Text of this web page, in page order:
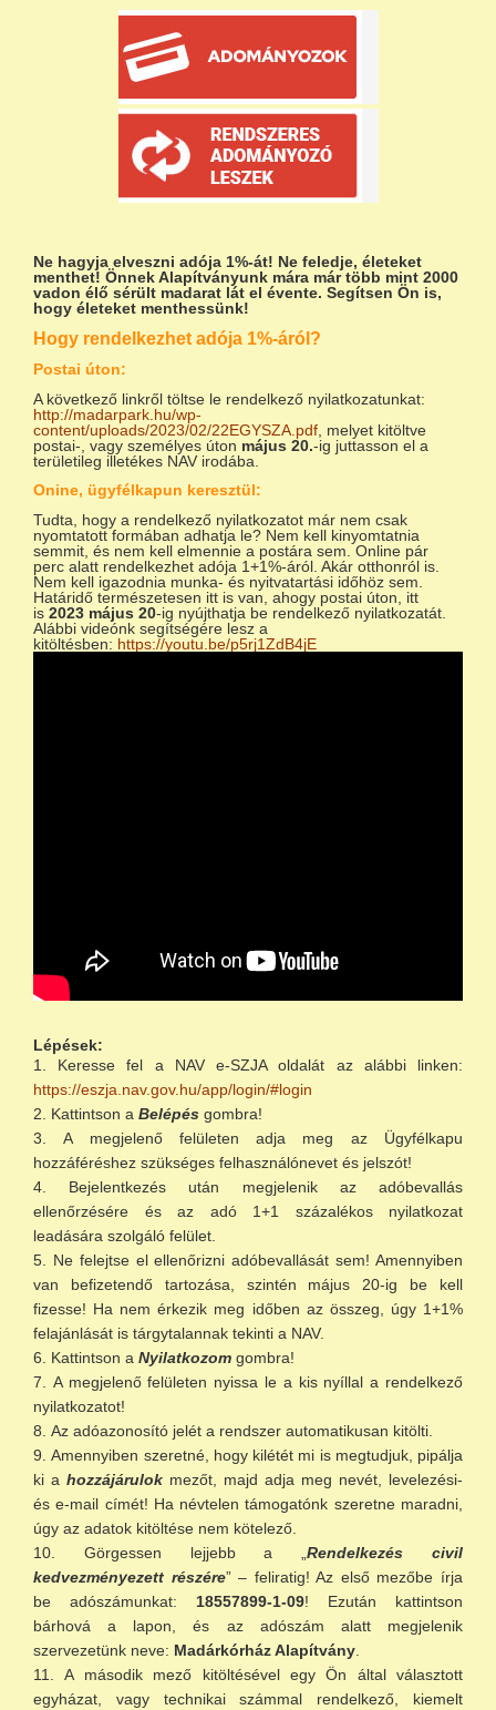
Ne hagyja elveszni adója 1%-át! Ne feledje, életeket
menthet! Önnek Alapítványunk mára már több mint 2000
vadon élő sérült madarat lát el évente. Segítsen Ön is,
hogy életeket menthessünk!
Hogy rendelkezhet adója 1%-áról?
Postai úton:
A következő linkről töltse le rendelkező nyilatkozatunkat:
http://madarpark.hu/wp-
content/uploads/2023/02/22EGYSZA.pdf, melyet kitöltve
postai-, vagy személyes úton május 20.-ig juttasson el a
területileg illetékes NAV irodába.
Onine, ügyfélkapun keresztül:
Tudta, hogy a rendelkező nyilatkozatot már nem csak
nyomtatott formában adhatja le? Nem kell kinyomtatnia
semmit, és nem kell elmennie a postára sem. Online pár
perc alatt rendelkezhet adója 1+1%-áról. Akár otthonról is.
Nem kell igazodnia munka- és nyitvatartási időhöz sem.
Határidő természetesen itt is van, ahogy postai úton, itt
is 2023 május 20-ig nyújthatja be rendelkező nyilatkozatát.
Alábbi videónk segítségére lesz a
kitöltésben: https://youtu.be/p5rj1ZdB4jE
Lépések:
Keresse fel a NAV e-SZJA oldalát az alábbi linken:
https://eszja.nav.gov.hu/app/login/#login
Kattintson a Belépés gombra!
A megjelenő felületen adja meg az Ügyfélkapu
hozzáféréshez szükséges felhasználónevet és jelszót!
Bejelentkezés után megjelenik az adóbevallás
ellenőrzésére és az adó 1+1 százalékos nyilatkozat
leadására szolgáló felület.
Ne felejtse el ellenőrizni adóbevallását sem! Amennyiben
van befizetendő tartozása, szintén május 20-ig be kell
fizesse! Ha nem érkezik meg időben az összeg, úgy 1+1%
felajánlását is tárgytalannak tekinti a NAV.
Kattintson a Nyilatkozom gombra!
A megjelenő felületen nyissa le a kis nyíllal a rendelkező
nyilatkozatot!
Az adóazonosító jelét a rendszer automatikusan kitölti.
Amennyiben szeretné, hogy kilétét mi is megtudjuk, pipálja
ki a hozzájárulok mezőt, majd adja meg nevét, levelezési-
és e-mail címét! Ha névtelen támogatónk szeretne maradni,
úgy az adatok kitöltése nem kötelező.
Görgessen lejjebb a „Rendelkezés civil
kedvezményezett részére” – feliratig! Az első mezőbe írja
be adószámunkat: 18557899-1-09! Ezután kattintson
bárhová a lapon, és az adószám alatt megjelenik
szervezetünk neve: Madárkórház Alapítvány.
A második mező kitöltésével egy Ön által választott
egyházat, vagy technikai számmal rendelkező, kiemelt